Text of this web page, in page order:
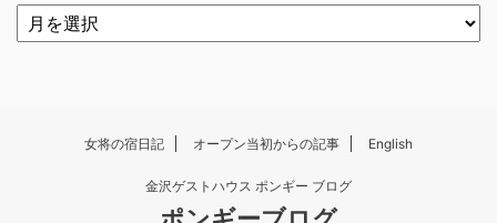
女将の宿日記 オープン当初からの記事 English
金沢ゲストハウス ポンギー ブログ